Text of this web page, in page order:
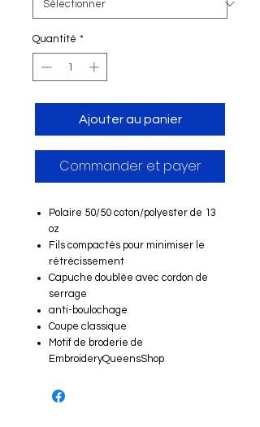
Quantité *
Ajouter au panier
Commander et payer
Polaire 50/50 coton/polyester de 13
oz
Fils compactés pour minimiser le
rétrécissement
Capuche doublée avec cordon de
serrage
anti-boulochage
Coupe classique
Motif de broderie de
EmbroideryQueensShop